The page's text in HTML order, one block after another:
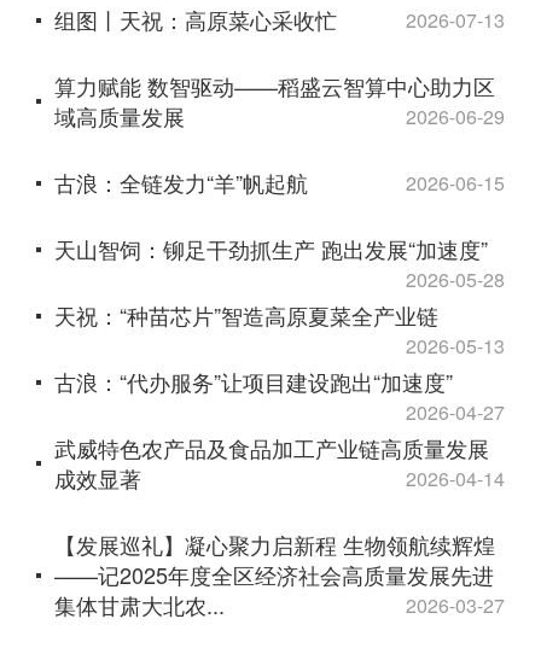
组图丨天祝：高原菜心采收忙 2026-07-13
算力赋能 数智驱动——稻盛云智算中心助力区
域高质量发展
2026-06-29
古浪：全链发力“羊”帆起航 2026-06-15
天山智饲：铆足干劲抓生产 跑出发展“加速度”
2026-05-28
天祝：“种苗芯片”智造高原夏菜全产业链
2026-05-13
古浪：“代办服务”让项目建设跑出“加速度”
2026-04-27
武威特色农产品及食品加工产业链高质量发展
成效显著
2026-04-14
【发展巡礼】凝心聚力启新程 生物领航续辉煌
——记2025年度全区经济社会高质量发展先进
集体甘肃大北农...
2026-03-27